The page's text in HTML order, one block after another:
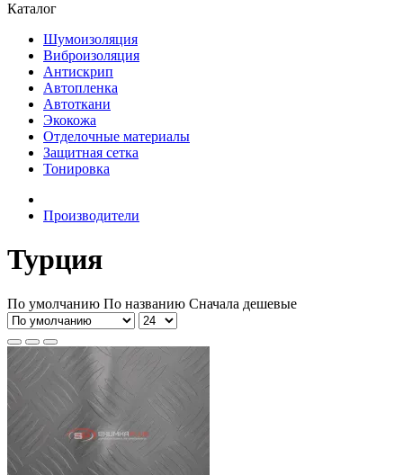
Каталог
Шумоизоляция
Виброизоляция
Антискрип
Автопленка
Автоткани
Экокожа
Отделочные материалы
Защитная сетка
Тонировка
Производители
Турция
По умолчанию По названию Сначала дешевые